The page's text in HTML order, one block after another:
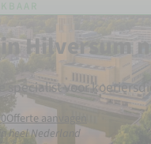
Hilversum
specialist voor
Offerte aanvagen
heel Nederland